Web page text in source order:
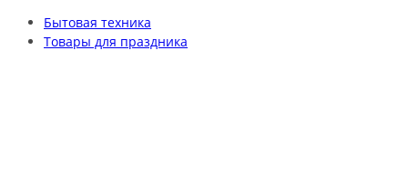
Бытовая техника
Товары для праздника